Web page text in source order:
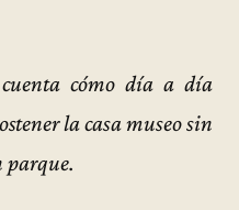
cómo día a día
la casa museo sin
parque.